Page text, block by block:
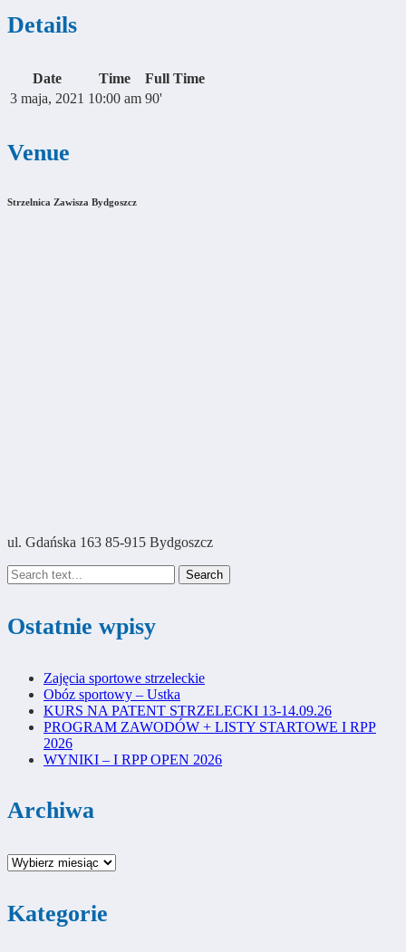
Details
Date Time
Full Time
3 maja, 2021 10:00 am 90'
Venue
Strzelnica Zawisza Bydgoszcz
ul. Gdańska 163 85-915 Bydgoszcz
Search
Ostatnie wpisy
Zajęcia sportowe strzeleckie
Obóz sportowy – Ustka
KURS NA PATENT STRZELECKI 13-14.09.26
PROGRAM ZAWODÓW + LISTY STARTOWE I RPP
2026
WYNIKI – I RPP OPEN 2026
Archiwa
Archiwa
Kategorie